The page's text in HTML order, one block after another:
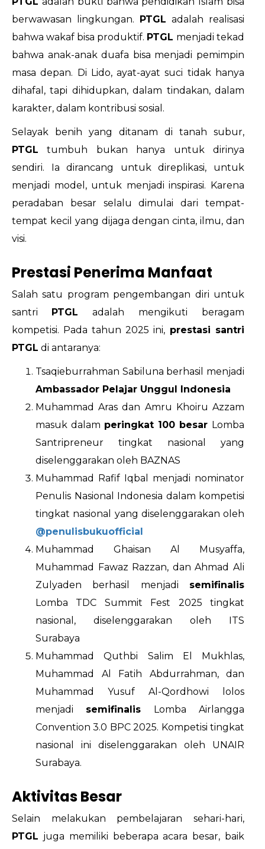
berwawasan lingkungan. PTGL adalah realisasi
bahwa wakaf bisa produktif. PTGL menjadi tekad
bahwa anak-anak duafa bisa menjadi pemimpin
masa depan. Di Lido, ayat-ayat suci tidak hanya
dihafal, tapi dihidupkan, dalam tindakan, dalam
karakter, dalam kontribusi sosial.
Selayak benih yang ditanam di tanah subur,
PTGL tumbuh bukan hanya untuk dirinya
sendiri. Ia dirancang untuk direplikasi, untuk
menjadi model, untuk menjadi inspirasi. Karena
peradaban besar selalu dimulai dari tempat-
tempat kecil yang dijaga dengan cinta, ilmu, dan
visi.
Prestasi Penerima Manfaat
Salah satu program pengembangan diri untuk
santri PTGL adalah mengikuti beragam
kompetisi. Pada tahun 2025 ini, prestasi santri
PTGL di antaranya:
Tsaqieburrahman Sabiluna berhasil menjadi
Ambassador Pelajar Unggul Indonesia
Muhammad Aras dan Amru Khoiru Azzam
masuk dalam peringkat 100 besar Lomba
Santripreneur tingkat nasional yang
diselenggarakan oleh BAZNAS
Muhammad Rafif Iqbal menjadi nominator
Penulis Nasional Indonesia dalam kompetisi
tingkat nasional yang diselenggarakan oleh
@penulisbukuofficial
Muhammad Ghaisan Al Musyaffa,
Muhammad Fawaz Razzan, dan Ahmad Ali
Zulyaden berhasil menjadi semifinalis
Lomba TDC Summit Fest 2025 tingkat
nasional, diselenggarakan oleh ITS
Surabaya
Muhammad Quthbi Salim El Mukhlas,
Muhammad Al Fatih Abdurrahman, dan
Muhammad Yusuf Al-Qordhowi lolos
menjadi semifinalis Lomba Airlangga
Convention 3.0 BPC 2025. Kompetisi tingkat
nasional ini diselenggarakan oleh UNAIR
Surabaya.
Aktivitas Besar
Selain melakukan pembelajaran sehari-hari,
PTGL juga memiliki beberapa acara besar, baik